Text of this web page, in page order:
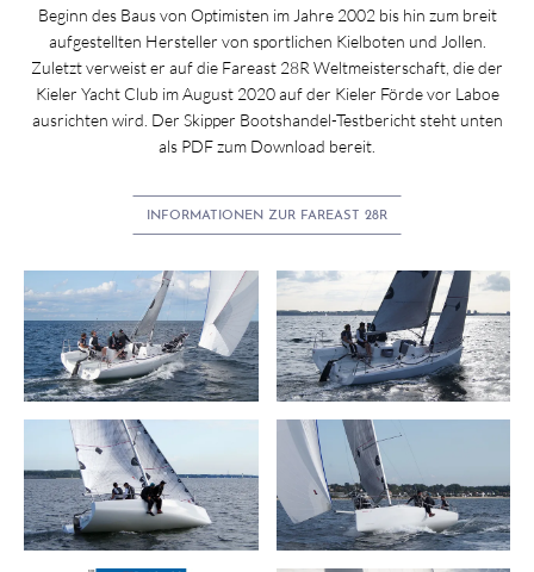
Beginn des Baus von Optimisten im Jahre 2002 bis hin zum breit
aufgestellten Hersteller von sportlichen Kielboten und Jollen.
Zuletzt verweist er auf die Fareast 28R Weltmeisterschaft, die der
Kieler Yacht Club im August 2020 auf der Kieler Förde vor Laboe
ausrichten wird. Der Skipper Bootshandel-Testbericht steht unten
als PDF zum Download bereit.
INFORMATIONEN ZUR FAREAST 28R